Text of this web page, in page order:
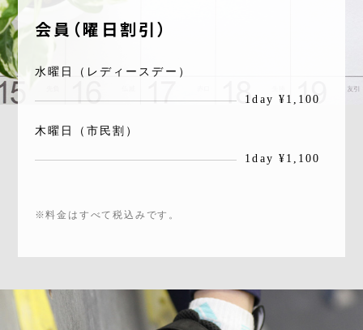
会員（曜日割引）
水曜日（レディースデー）
1day ¥1,100
木曜日（市民割）
1day ¥1,100
※料金はすべて税込みです。